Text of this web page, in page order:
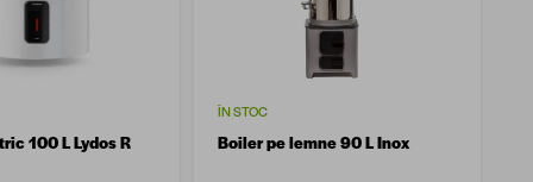
100 L Lydos R
ÎN STOC
Boiler pe lemne 90 L Inox